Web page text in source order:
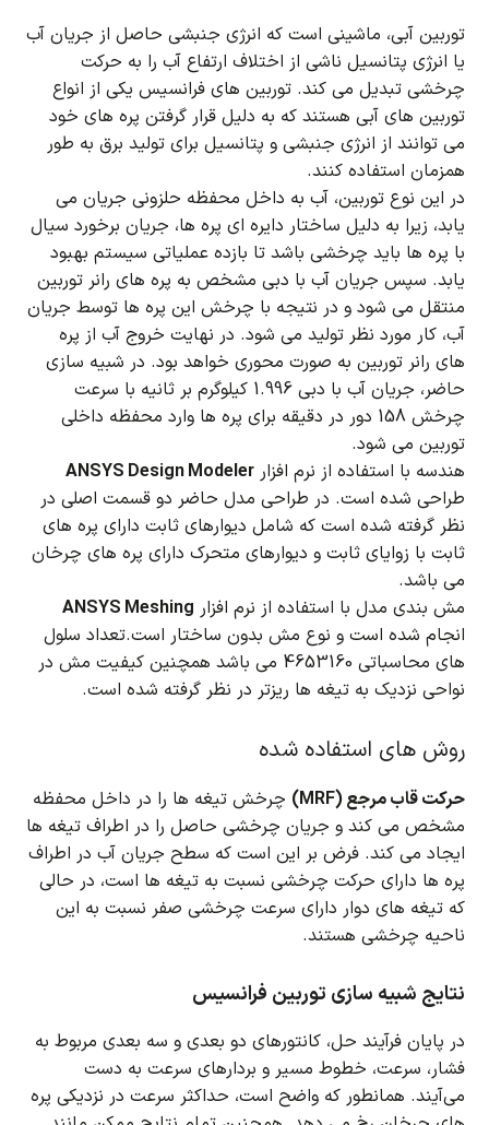
توربین آبی، ماشینی است که انرژی جنبشی حاصل از جریان آب
یا انرژی پتانسیل ناشی از اختلاف ارتفاع آب را به حرکت
چرخشی تبدیل می کند. توربین های فرانسیس یکی از انواع
توربین های آبی هستند که به دلیل قرار گرفتن پره های خود
می توانند از انرژی جنبشی و پتانسیل برای تولید برق به طور
همزمان استفاده کنند.
در این نوع توربین، آب به داخل محفظه حلزونی جریان می
یابد، زیرا به دلیل ساختار دایره ای پره ها، جریان برخورد سیال
با پره ها باید چرخشی باشد تا بازده عملیاتی سیستم بهبود
یابد. سپس جریان آب با دبی مشخص به پره های رانر توربین
منتقل می شود و در نتیجه با چرخش این پره ها توسط جریان
آب، کار مورد نظر تولید می شود. در نهایت خروج آب از پره
های رانر توربین به صورت محوری خواهد بود. در شبیه سازی
حاضر، جریان آب با دبی 1.996 کیلوگرم بر ثانیه با سرعت
چرخش 158 دور در دقیقه برای پره ها وارد محفظه داخلی
توربین می شود.
هندسه با استفاده از نرم افزارANSYS Design Modeler
طراحی شده است. در طراحی مدل حاضر دو قسمت اصلی در
نظر گرفته شده است که شامل دیوارهای ثابت دارای پره های
ثابت با زوایای ثابت و دیوارهای متحرک دارای پره های چرخان
می باشد.
مش بندی مدل با استفاده از نرم افزار ANSYS Meshing
انجام شده است و نوع مش بدون ساختار است.تعداد سلول
های محاسباتی
4653160 می باشد همچنین کیفیت مش در
نواحی نزدیک به تیغه ها ریزتر در نظر گرفته شده است.
روش های استفاده شده
حرکت قاب مرجع (MRF)
چرخش تیغه ها را در داخل محفظه
مشخص می کند و جریان چرخشی حاصل را در اطراف تیغه ها
ایجاد می کند. فرض بر این است که سطح جریان آب در اطراف
پره ها دارای حرکت چرخشی نسبت به تیغه ها است، در حالی
که تیغه های دوار دارای سرعت چرخشی صفر نسبت به این
ناحیه چرخشی هستند.
نتایج شبیه سازی توربین فرانسیس
در پایان فرآیند حل، کانتورهای دو بعدی و سه بعدی مربوط به
فشار، سرعت، خطوط مسیر و بردارهای سرعت به دست
می‌آیند. همانطور که واضح است، حداکثر سرعت در نزدیکی پره